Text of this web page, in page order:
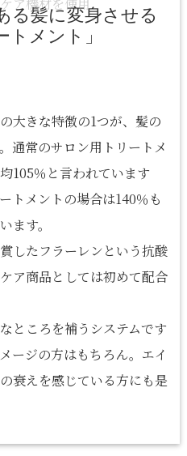
る髪に変身させる
メント」
大きな特徴の1つが、髪の
通常のサロン用トリートメ
105％と言われています
トメントの場合は140％も
ます。
したフラーレンという抗酸
ア商品としては初めて配合
ところを補うシステムです
ージの方はもちろん。エイ
衰えを感じている方にも是